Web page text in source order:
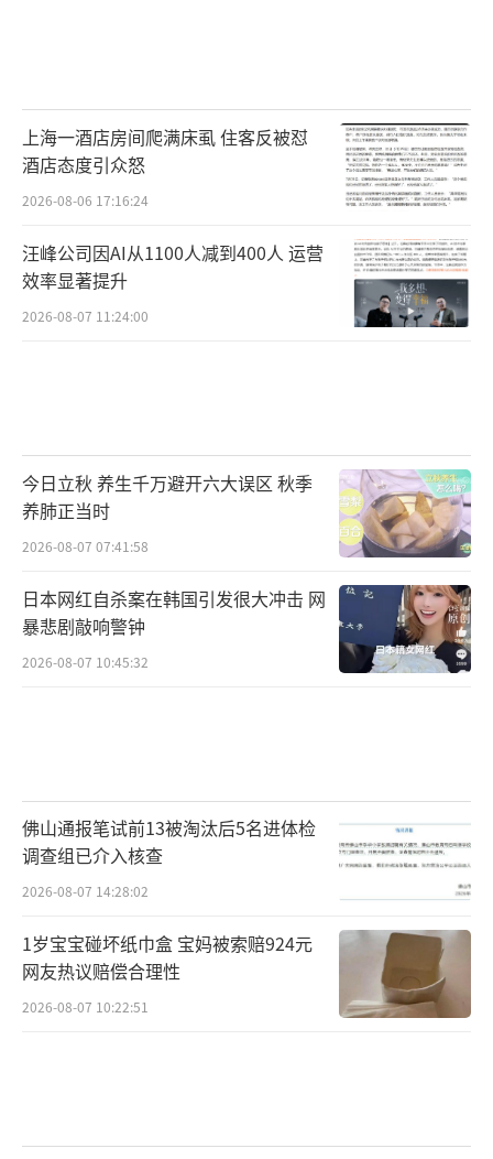
上海一酒店房间爬满床虱 住客反被怼
酒店态度引众怒
2026-08-06 17:16:24
汪峰公司因AI从1100人减到400人 运营
效率显著提升
2026-08-07 11:24:00
今日立秋 养生千万避开六大误区 秋季
养肺正当时
2026-08-07 07:41:58
日本网红自杀案在韩国引发很大冲击 网
暴悲剧敲响警钟
2026-08-07 10:45:32
佛山通报笔试前13被淘汰后5名进体检
调查组已介入核查
2026-08-07 14:28:02
1岁宝宝碰坏纸巾盒 宝妈被索赔924元
网友热议赔偿合理性
2026-08-07 10:22:51